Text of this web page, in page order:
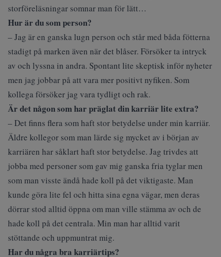
storföreläsningar somnar man för lätt…
Hur är du som person?
– Jag är en ganska lugn person och står med båda fötterna
stadigt på marken även när det blåser. Försöker ta intryck
av och lyssna in andra. Spontant lite skeptisk inför nyheter
men jag jobbar på att vara mer positivt nyfiken. Som
kollega försöker jag vara tydligt och rak.
Är det någon som har präglat din karriär lite extra?
– Det finns flera som haft stor betydelse under min karriär.
Äldre kollegor som man lärde sig mycket av i början av
karriären har såklart haft stor betydelse. Jag trivdes att
jobba med personer som gav mig ganska fria tyglar men
som man visste ändå hade koll på det viktigaste. Man
kunde göra lite fel och hitta sina egna vägar, men deras
dörrar stod alltid öppna om man ville stämma av och de
hade koll på det centrala. Min man har alltid varit
stöttande och uppmuntrat mig.
Har du några bra karriärtips?